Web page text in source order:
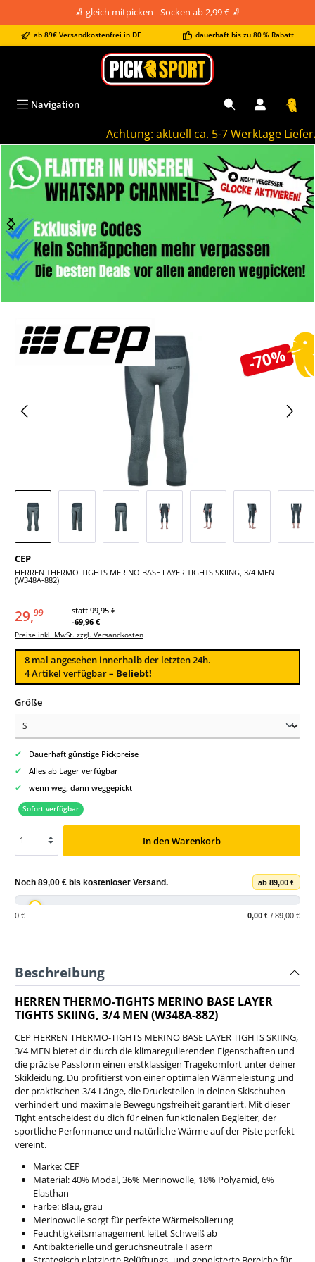
🧦 gleich mitpicken - Socken ab 2,99 € 🧦
ab 89€ Versandkostenfrei in DE dauerhaft bis zu 80 % Rabatt
Achtung: aktuell ca. 5-7 Werktage
Navigation
-70%
Bildergalerie überspringen
CEP
HERREN THERMO-TIGHTS MERINO BASE LAYER TIGHTS SKIING, 3/4 MEN
(W348A-882)
29,99 statt 99,95 €
-69,96 €
Preise inkl. MwSt. zzgl. Versandkosten
8 mal angesehen innerhalb der letzten 24h.
4 Artikel verfügbar – Beliebt!
Größeauswählen
✔ Dauerhaft günstige Pickpreise
✔ Alles ab Lager verfügbar
✔ wenn weg, dann weggepickt
Sofort verfügbar
In den Warenkorb
Noch 89,00 € bis kostenloser Versand. ab 89,00 €
0 € 0,00 € / 89,00 €
Beschreibung
HERREN THERMO-TIGHTS MERINO BASE LAYER
TIGHTS SKIING, 3/4 MEN (W348A-882)
CEP HERREN THERMO-TIGHTS MERINO BASE LAYER TIGHTS SKIING,
3/4 MEN bietet dir durch die klimaregulierenden Eigenschaften und
die präzise Passform einen erstklassigen Tragekomfort unter deiner
Skikleidung. Du profitierst von einer optimalen Wärmeleistung und
der praktischen 3/4-Länge, die Druckstellen in deinen Skischuhen
verhindert und maximale Bewegungsfreiheit garantiert. Mit dieser
Tight entscheidest du dich für einen funktionalen Begleiter, der
sportliche Performance und natürliche Wärme auf der Piste perfekt
vereint.
Marke: CEP
Material: 40% Modal, 36% Merinowolle, 18% Polyamid, 6%
Elasthan
Farbe: Blau, grau
Merinowolle sorgt für perfekte Wärmeisolierung
Feuchtigkeitsmanagement leitet Schweiß ab
Antibakterielle und geruchsneutrale Fasern